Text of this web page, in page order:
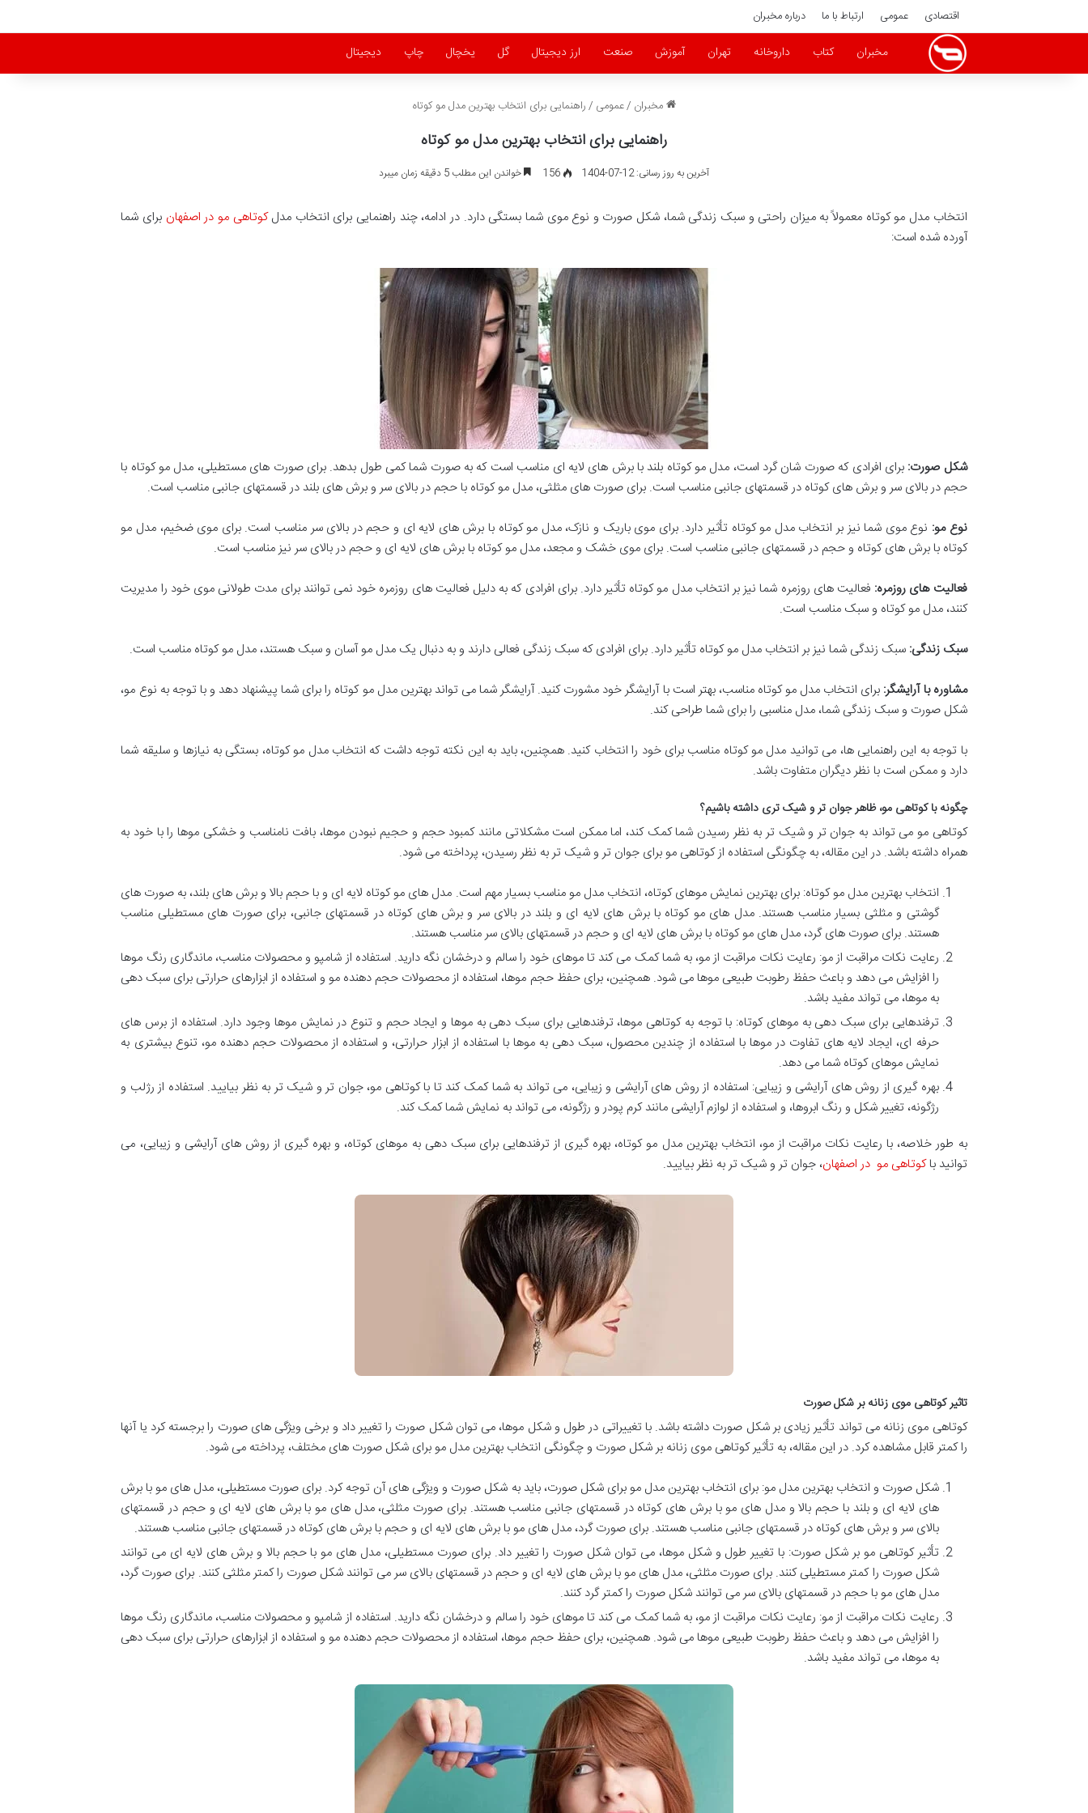
اقتصادی عمومی ارتباط با ما درباره مخبران
مخبران کتاب داروخانه تهران آموزش صنعت ارز دیجیتال گل یخچال چاپ دیجیتال
مخبران /عمومی /راهنمایی برای انتخاب بهترین مدل مو کوتاه
راهنمایی برای انتخاب بهترین مدل مو کوتاه
آخرین به روز رسانی: 12-07-1404 156 خواندن این مطلب 5 دقیقه زمان میبرد
انتخاب مدل مو کوتاه معمولاً به میزان راحتی و سبک زندگی شما، شکل صورت و نوع موی شما بستگی دارد. در ادامه، چند راهنمایی برای انتخاب مدلکوتاهی مو در اصفهان برای شما
آورده شده است:
شکل صورت: برای افرادی که صورت شان گرد است، مدل مو کوتاه بلند با برش های لایه ای مناسب است که به صورت شما کمی طول بدهد. برای صورت های مستطیلی، مدل مو کوتاه با
حجم در بالای سر و برش های کوتاه در قسمتهای جانبی مناسب است. برای صورت های مثلثی، مدل مو کوتاه با حجم در بالای سر و برش های بلند در قسمتهای جانبی مناسب است.
نوع مو: نوع موی شما نیز بر انتخاب مدل مو کوتاه تأثیر دارد. برای موی باریک و نازک، مدل مو کوتاه با برش های لایه ای و حجم در بالای سر مناسب است. برای موی ضخیم، مدل مو
کوتاه با برش های کوتاه و حجم در قسمتهای جانبی مناسب است. برای موی خشک و مجعد، مدل مو کوتاه با برش های لایه ای و حجم در بالای سر نیز مناسب است.
فعالیت های روزمره: فعالیت های روزمره شما نیز بر انتخاب مدل مو کوتاه تأثیر دارد. برای افرادی که به دلیل فعالیت های روزمره خود نمی توانند برای مدت طولانی موی خود را مدیریت
کنند، مدل مو کوتاه و سبک مناسب است.
سبک زندگی: سبک زندگی شما نیز بر انتخاب مدل مو کوتاه تأثیر دارد. برای افرادی که سبک زندگی فعالی دارند و به دنبال یک مدل مو آسان و سبک هستند، مدل مو کوتاه مناسب است.
مشاوره با آرایشگر: برای انتخاب مدل مو کوتاه مناسب، بهتر است با آرایشگر خود مشورت کنید. آرایشگر شما می تواند بهترین مدل مو کوتاه را برای شما پیشنهاد دهد و با توجه به نوع مو،
شکل صورت و سبک زندگی شما، مدل مناسبی را برای شما طراحی کند.
با توجه به این راهنمایی ها، می توانید مدل مو کوتاه مناسب برای خود را انتخاب کنید. همچنین، باید به این نکته توجه داشت که انتخاب مدل مو کوتاه، بستگی به نیازها و سلیقه شما
دارد و ممکن است با نظر دیگران متفاوت باشد.
چگونه با کوتاهی مو، ظاهر جوان تر و شیک تری داشته باشیم؟
کوتاهی مو می تواند به جوان تر و شیک تر به نظر رسیدن شما کمک کند، اما ممکن است مشکلاتی مانند کمبود حجم و حجیم نبودن موها، بافت نامناسب و خشکی موها را با خود به
همراه داشته باشد. در این مقاله، به چگونگی استفاده از کوتاهی مو برای جوان تر و شیک تر به نظر رسیدن، پرداخته می شود.
انتخاب بهترین مدل مو کوتاه: برای بهترین نمایش موهای کوتاه، انتخاب مدل مو مناسب بسیار مهم است. مدل های مو کوتاه لایه ای و با حجم بالا و برش های بلند، به صورت های
گوشتی و مثلثی بسیار مناسب هستند. مدل های مو کوتاه با برش های لایه ای و بلند در بالای سر و برش های کوتاه در قسمتهای جانبی، برای صورت های مستطیلی مناسب
هستند. برای صورت های گرد، مدل های مو کوتاه با برش های لایه ای و حجم در قسمتهای بالای سر مناسب هستند.
رعایت نکات مراقبت از مو: رعایت نکات مراقبت از مو، به شما کمک می کند تا موهای خود را سالم و درخشان نگه دارید. استفاده از شامپو و محصولات مناسب، ماندگاری رنگ موها
را افزایش می دهد و باعث حفظ رطوبت طبیعی موها می شود. همچنین، برای حفظ حجم موها، استفاده از محصولات حجم دهنده مو و استفاده از ابزارهای حرارتی برای سبک دهی
به موها، می تواند مفید باشد.
ترفندهایی برای سبک دهی به موهای کوتاه: با توجه به کوتاهی موها، ترفندهایی برای سبک دهی به موها و ایجاد حجم و تنوع در نمایش موها وجود دارد. استفاده از برس های
حرفه ای، ایجاد لایه های تفاوت در موها با استفاده از چندین محصول، سبک دهی به موها با استفاده از ابزار حرارتی، و استفاده از محصولات حجم دهنده مو، تنوع بیشتری به
نمایش موهای کوتاه شما می دهد.
بهره گیری از روش های آرایشی و زیبایی: استفاده از روش های آرایشی و زیبایی، می تواند به شما کمک کند تا با کوتاهی مو، جوان تر و شیک تر به نظر بیایید. استفاده از رژلب و
رژگونه، تغییر شکل و رنگ ابروها، و استفاده از لوازم آرایشی مانند کرم پودر و رژگونه، می تواند به نمایش شما کمک کند.
به طور خلاصه، با رعایت نکات مراقبت از مو، انتخاب بهترین مدل مو کوتاه، بهره گیری از ترفندهایی برای سبک دهی به موهای کوتاه، و بهره گیری از روش های آرایشی و زیبایی، می
توانید باکوتاهی مو در اصفهان، جوان تر و شیک تر به نظر بیایید.
تاثیر کوتاهی موی زنانه بر شکل صورت
کوتاهی موی زنانه می تواند تأثیر زیادی بر شکل صورت داشته باشد. با تغییراتی در طول و شکل موها، می توان شکل صورت را تغییر داد و برخی ویژگی های صورت را برجسته کرد یا آنها
را کمتر قابل مشاهده کرد. در این مقاله، به تأثیر کوتاهی موی زنانه بر شکل صورت و چگونگی انتخاب بهترین مدل مو برای شکل صورت های مختلف، پرداخته می شود.
شکل صورت و انتخاب بهترین مدل مو: برای انتخاب بهترین مدل مو برای شکل صورت، باید به شکل صورت و ویژگی های آن توجه کرد. برای صورت مستطیلی، مدل های مو با برش
های لایه ای و بلند با حجم بالا و مدل های مو با برش های کوتاه در قسمتهای جانبی مناسب هستند. برای صورت مثلثی، مدل های مو با برش های لایه ای و حجم در قسمتهای
بالای سر و برش های کوتاه در قسمتهای جانبی مناسب هستند. برای صورت گرد، مدل های مو با برش های لایه ای و حجم با برش های کوتاه در قسمتهای جانبی مناسب هستند.
تأثیر کوتاهی مو بر شکل صورت: با تغییر طول و شکل موها، می توان شکل صورت را تغییر داد. برای صورت مستطیلی، مدل های مو با حجم بالا و برش های لایه ای می توانند
شکل صورت را کمتر مستطیلی کنند. برای صورت مثلثی، مدل های مو با برش های لایه ای و حجم در قسمتهای بالای سر می توانند شکل صورت را کمتر مثلثی کنند. برای صورت گرد،
مدل های مو با حجم در قسمتهای بالای سر می توانند شکل صورت را کمتر گرد کنند.
رعایت نکات مراقبت از مو: رعایت نکات مراقبت از مو، به شما کمک می کند تا موهای خود را سالم و درخشان نگه دارید. استفاده از شامپو و محصولات مناسب، ماندگاری رنگ موها
را افزایش می دهد و باعث حفظ رطوبت طبیعی موها می شود. همچنین، برای حفظ حجم موها، استفاده از محصولات حجم دهنده مو و استفاده از ابزارهای حرارتی برای سبک دهی
به موها، می تواند مفید باشد.